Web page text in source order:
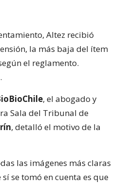
Altez recibió
la más baja del ítem
el reglamento.
, el abogado y
Sala del Tribunal de
, detalló el motivo de la
las imágenes más claras
se tomó en cuenta es que